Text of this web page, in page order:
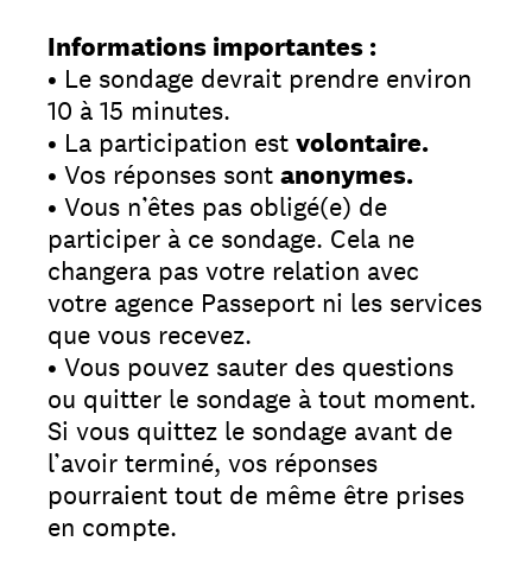
Informations importantes :
• Le sondage devrait prendre environ
10 à 15 minutes.
• La participation est volontaire.
• Vos réponses sont anonymes.
• Vous n’êtes pas obligé(e) de
participer à ce sondage. Cela ne
changera pas votre relation avec
votre agence Passeport ni les services
que vous recevez.
• Vous pouvez sauter des questions
ou quitter le sondage à tout moment.
Si vous quittez le sondage avant de
l’avoir terminé, vos réponses
pourraient tout de même être prises
en compte.